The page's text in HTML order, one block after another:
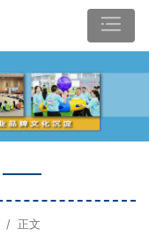
正文